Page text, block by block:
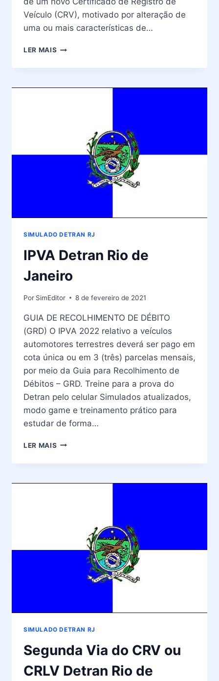
Veículo (CRV), motivado por alteração de
uma ou mais características de…
LER MAIS ALTERAÇÃO
CARACTERÍSTICA
RIO
SIMULADO DETRAN RJ
IPVA Detran Rio de
Janeiro
Por SimEditor 8 de fevereiro de 2021
GUIA DE RECOLHIMENTO DE DÉBITO
(GRD) O IPVA 2022 relativo a veículos
automotores terrestres deverá ser pago em
cota única ou em 3 (três) parcelas mensais,
por meio da Guia para Recolhimento de
Débitos – GRD. Treine para a prova do
Detran pelo celular Simulados atualizados,
modo game e treinamento prático para
estudar de forma…
LER MAIS IPVA
RIO
JANEIRO
SIMULADO DETRAN RJ
Segunda Via do CRV ou
CRLV Detran Rio de